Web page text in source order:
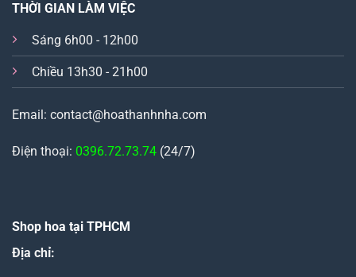
THỜI GIAN LÀM VIỆC
Sáng 6h00 - 12h00
Chiều 13h30 - 21h00
Email: contact@hoathanhnha.com
Điện thoại: 0396.72.73.74 (24/7)
Shop hoa tại TPHCM
Địa chỉ: